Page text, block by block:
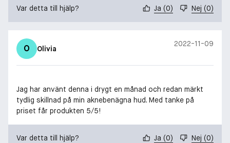
Var detta till hjälp? Ja (0) Nej (0)
O Olivia
2022-11-09
Jag har använt denna i drygt en månad och redan märkt
tydlig skillnad på min aknebenägna hud. Med tanke på
priset får produkten 5/5!
Var detta till hjälp? Ja (0) Nej (0)